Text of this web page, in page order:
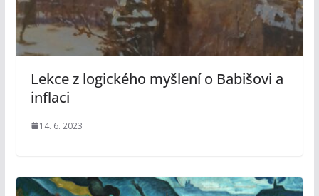
Lekce z logického myšlení o Babišovi a
inflaci
14. 6. 2023